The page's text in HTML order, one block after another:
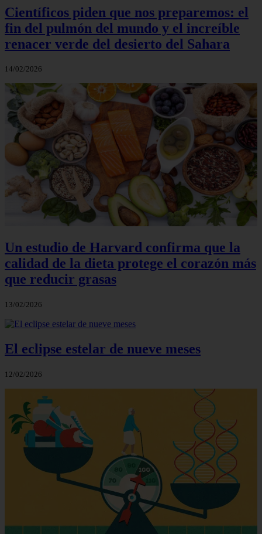
Científicos piden que nos preparemos: el
fin del pulmón del mundo y el increíble
renacer verde del desierto del Sahara
14/02/2026
Un estudio de Harvard confirma que la
calidad de la dieta protege el corazón más
que reducir grasas
13/02/2026
El eclipse estelar de nueve meses
12/02/2026